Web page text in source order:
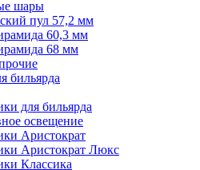
шары
пул 57,2 мм
60,3 мм
68 мм
бильярда
для бильярда
освещение
Аристократ
Аристократ Люкс
Классика